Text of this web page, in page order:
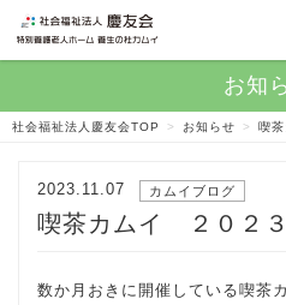
社会福祉法人慶友会TOP > お知らせ > 喫
2023.11.07 カムイブログ
喫茶カムイ ２０２
数か月おきに開催している喫茶